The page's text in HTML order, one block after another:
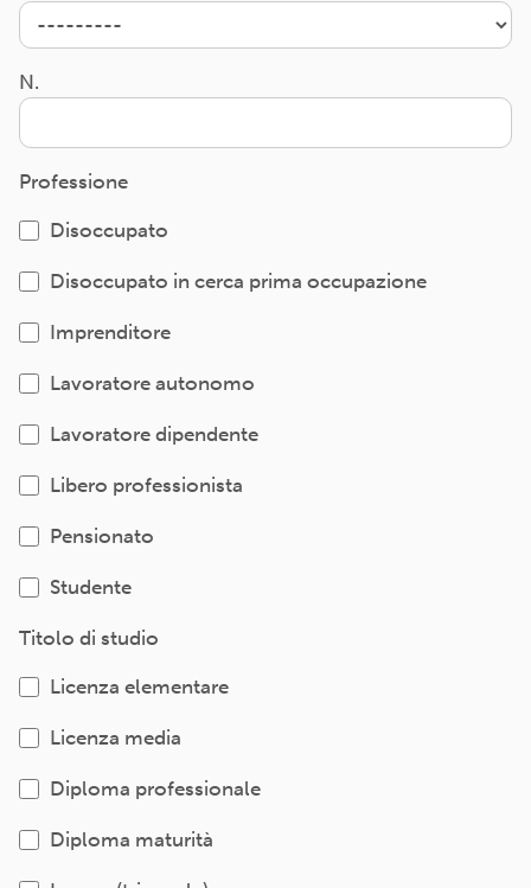
N.
Professione
Disoccupato
Disoccupato in cerca prima occupazione
Imprenditore
Lavoratore autonomo
Lavoratore dipendente
Libero professionista
Pensionato
Studente
Titolo di studio
Licenza elementare
Licenza media
Diploma professionale
Diploma maturità